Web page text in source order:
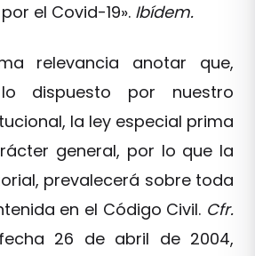
el Covid-19». Ibídem.
relevancia anotar que,
dispuesto por nuestro
la ley especial prima
general, por lo que la
prevalecerá sobre toda
en el Código Civil. Cfr.
26 de abril de 2004,